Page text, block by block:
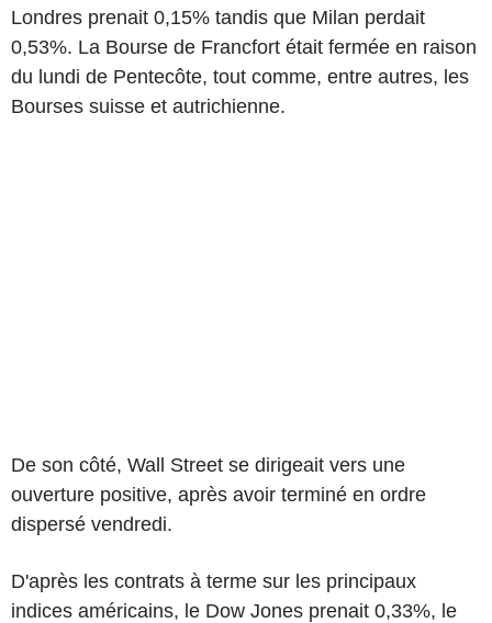
Londres prenait 0,15% tandis que Milan perdait
0,53%. La Bourse de Francfort était fermée en raison
du lundi de Pentecôte, tout comme, entre autres, les
Bourses suisse et autrichienne.
De son côté, Wall Street se dirigeait vers une
ouverture positive, après avoir terminé en ordre
dispersé vendredi.
D'après les contrats à terme sur les principaux
indices américains, le Dow Jones prenait 0,33%, le